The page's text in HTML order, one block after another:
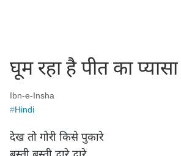
घूम रहा है पीत का प्यासा
Ibn-e-Insha
#Hindi
देख तो गोरी किसे पुकारे